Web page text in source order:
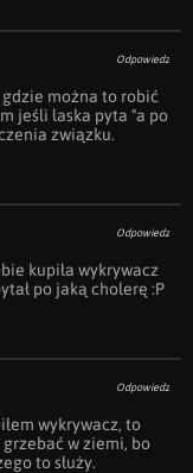
Odpowiedz
można to robić
jeśli laska pyta "a po
związku.
Odpowiedz
kupiła wykrywacz
po jaką cholerę :P
Odpowiedz
wykrywacz, to
w ziemi, bo
to służy.